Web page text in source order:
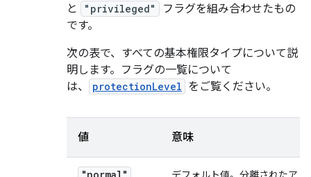
と
"privileged"
フラグを組み合わせたもの
です。
次の表で、すべての基本権限タイプについて説
明します。フラグの一覧について
は、
protectionLevel をご覧ください。
値 意味